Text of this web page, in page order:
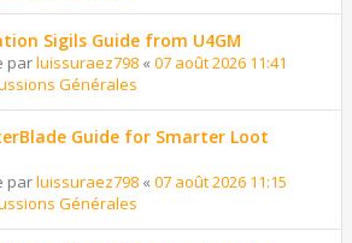
Sigils Guide from U4GM
parluissuraez798 « 07 août 2026 11:41
Générales
Guide for Smarter Loot
parluissuraez798 « 07 août 2026 11:15
Générales